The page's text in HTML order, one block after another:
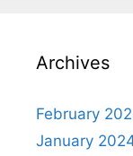
p
Archives
February
January